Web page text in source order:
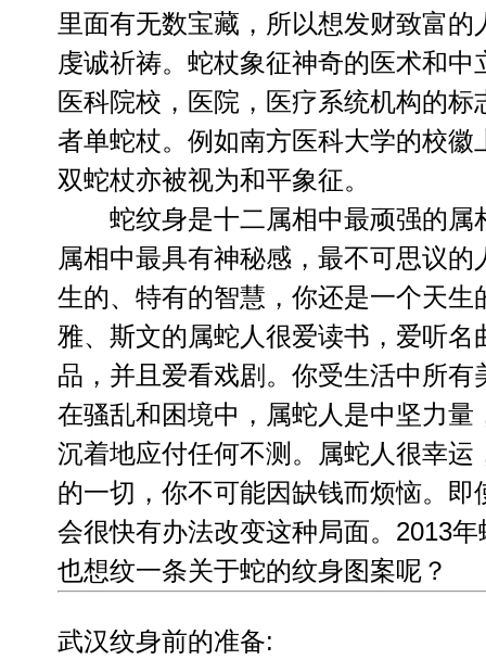
里面有无数宝藏，所以想发财致富的
虔诚祈祷。蛇杖象征神奇的医术和中
医科院校，医院，医疗系统机构的标
者单蛇杖。例如南方医科大学的校徽
双蛇杖亦被视为和平象征。
蛇纹身是十二属相中最顽强的属
属相中最具有神秘感，最不可思议的
生的、特有的智慧，你还是一个天生
雅、斯文的属蛇人很爱读书，爱听名
品，并且爱看戏剧。你受生活中所有
在骚乱和困境中，属蛇人是中坚力量
沉着地应付任何不测。属蛇人很幸运
的一切，你不可能因缺钱而烦恼。即
会很快有办法改变这种局面。2013
也想纹一条关于蛇的纹身图案呢？
武汉纹身前的准备: